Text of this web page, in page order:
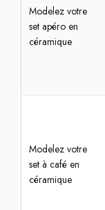
Modelez votre
set apéro en
céramique
Modelez votre
set à café en
céramique